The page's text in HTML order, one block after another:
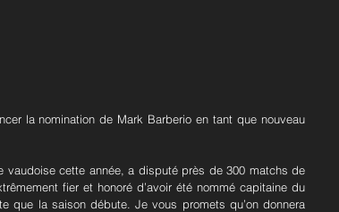
la nomination de Mark Barberio en tant que nouveau
vaudoise cette année, a disputé près de 300 matchs de
fier et honoré d’avoir été nommé capitaine du
que la saison débute. Je vous promets qu’on donnera